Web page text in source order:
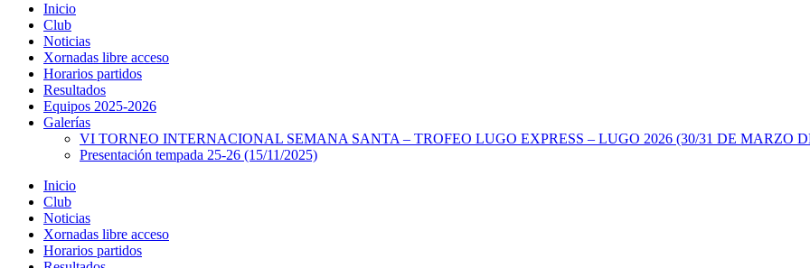
Inicio
Club
Noticias
Xornadas libre acceso
Horarios partidos
Resultados
Equipos 2025-2026
Galerías
VI TORNEO INTERNACIONAL SEMANA SANTA – TROFEO LUGO EXPRESS – LUGO 2026 (30/31 DE MARZO
Presentación tempada 25-26 (15/11/2025)
Inicio
Club
Noticias
Xornadas libre acceso
Horarios partidos